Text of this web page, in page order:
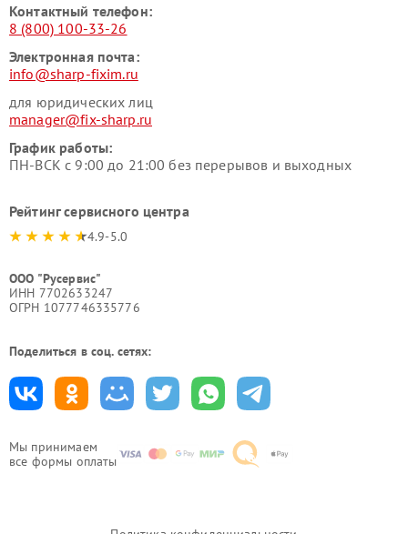
Мы принимаем
все формы оплаты
Контактный телефон:
8 (800) 100-33-26
Электронная почта:
info@sharp-fixim.ru
для юридических лиц
manager@fix-sharp.ru
График работы:
ПН-ВСК с 9:00 до 21:00 без перерывов и выходных
Рейтинг сервисного центра
4.9-5.0
ООО "Русервис"
ИНН 7702633247
ОГРН 1077746335776
Поделиться в соц. сетях: